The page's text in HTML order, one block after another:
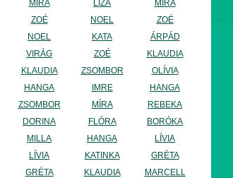
MÍRA
ZOÉ
NOEL
VIRÁG
KLAUDIA
HANGA
ZSOMBOR
DORINA
MILLA
LÍVIA
GRÉTA
LIZA
NOEL
KATA
ZOÉ
ZSOMBOR
IMRE
MÍRA
FLÓRA
HANGA
KATINKA
KLAUDIA
MÍRA
ZOÉ
ÁRPÁD
KLAUDIA
OLÍVIA
HANGA
REBEKA
BORÓKA
LÍVIA
GRÉTA
MARCELL